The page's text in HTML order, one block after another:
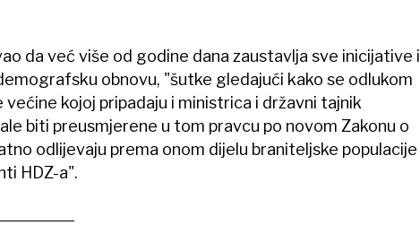
da već više od godine dana zaustavlja sve inicijative i
obnovu, "šutke gledajući kako se odlukom
većine kojoj pripadaju i ministrica i državni tajnik
biti preusmjerene u tom pravcu po novom Zakonu o
odlijevaju prema onom dijelu braniteljske populacije
HDZ-a".